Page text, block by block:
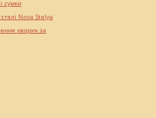
сумки
Nova Stelya
хворих за